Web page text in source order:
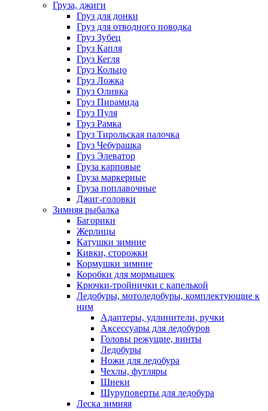
Груза, джиги
Груз для донки
Груз для отводного поводка
Груз Зубец
Груз Капля
Груз Кегля
Груз Кольцо
Груз Ложка
Груз Оливка
Груз Пирамида
Груз Пуля
Груз Рамка
Груз Тирольская палочка
Груз Чебурашка
Груз Элеватор
Груза карповые
Груза маркерные
Груза поплавочные
Джиг-головки
Зимняя рыбалка
Багорики
Жерлицы
Катушки зимние
Кивки, сторожки
Кормушки зимние
Коробки для мормышек
Крючки-тройнички с капелькой
Ледобуры, мотоледобуры, комплектующие к
ним
Адаптеры, удлинители, ручки
Аксессуары для ледобуров
Головы режущие, винты
Ледобуры
Ножи для ледобура
Чехлы, футляры
Шнеки
Шуруповерты для ледобура
Леска зимняя